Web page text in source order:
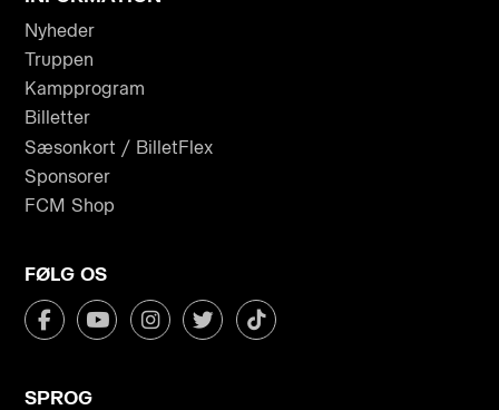
Nyheder
Truppen
Kampprogram
Billetter
Sæsonkort / BilletFlex
Sponsorer
FCM Shop
FØLG OS
SPROG